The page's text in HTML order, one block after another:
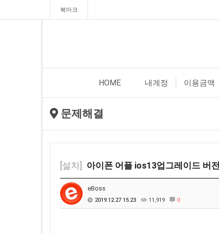
북마크
HOME 내계정 이용금액
문제해결
[설치] 아이폰 어플 ios13업그레이드 버
eBoss
2019.12.27 15:23 11,919 0